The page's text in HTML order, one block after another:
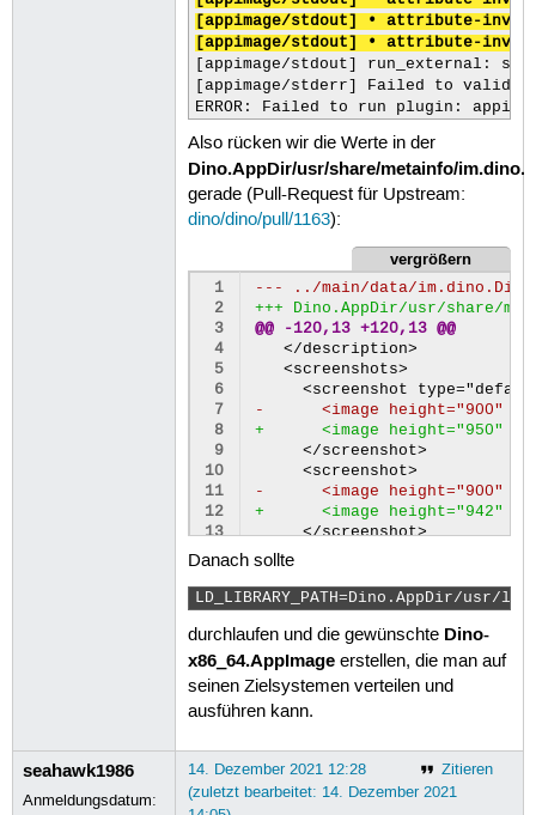
[appimage/stdout] • attribute-
[appimage/stdout] • attribute-
[appimage/stdout] run_external:
[appimage/stderr] Failed to
ERROR: Failed to run plugin:
Also rücken wir die Werte in der
Dino.AppDir/usr/share/metainfo/
gerade (Pull-Request für Upstream:
dino/dino/pull/1163):
vergrößern
1
2
3
4
5
6
7
8
9
10
11
12
13
16
17
18
19
@@ -120,13 +120,13 @@
-      <image height="900"
+      <image height="950"
-      <image height="900"
+      <image height="942"
    </screenshot>
+      <image height="1188"
    </screenshot>
  </screenshots>
Danach sollte
LD_LIBRARY_PATH=Dino.AppDir/
durchlaufen und die gewünschte Dino-
x86_64.AppImageerstellen, die man auf
seinen Zielsystemen verteilen und
ausführen kann.
seahawk1986
Anmeldungsdatum:
Zitieren
14. Dezember 2021 12:28
(zuletzt bearbeitet: 14. Dezember 2021